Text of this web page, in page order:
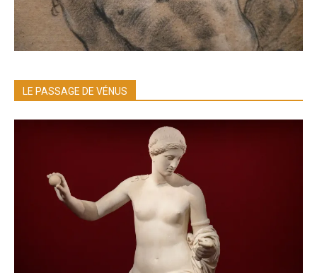
LE PASSAGE DE VÉNUS